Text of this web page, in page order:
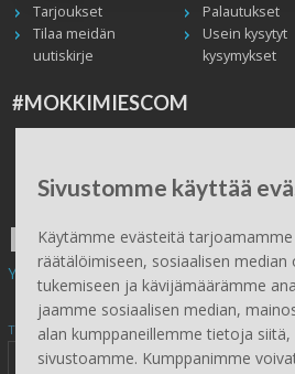
Sivustomme käyttää
Käytämme evästeitä
räätälöimiseen, sosiaalisen median
tukemiseen ja kävijämäärämme
jaamme sosiaalisen median,
alan kumppaneillemme tietoja
sivustoamme. Kumppanimme
Tarjoukset
Palautukset
Tilaa meidän
uutiskirje
Usein kysytyt
kysymykset
#MOKKIMIESCOM
Peruuta tilaus
ILMAINEN
Yli 100 € tilauksiin.
Tilaa Mökkimies.comin uutiskirje tästä